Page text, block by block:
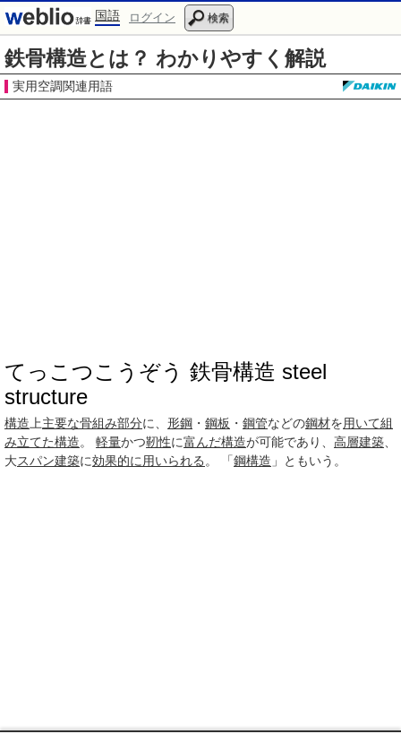
国語 ログイン 検索
鉄骨構造とは？ わかりやすく解説
実用空調関連用語
てっこつこうぞう 鉄骨構造 steel
structure
構造 上主要な骨組み部分に、 形鋼 ・ 鋼板 ・ 鋼管などの鋼材を用いて組
み立てた構造。 軽量かつ靭性に富んだ構造が可能であり、 高層建築
大スパン建築に効果的に 用いられる 。 「鋼構造 」ともいう。